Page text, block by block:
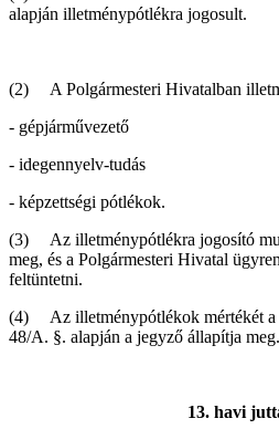
alapján illetménypótlékra jogosult.
(2) A Polgármesteri Hivatalban
- gépjárművezető
- idegennyelv-tudás
- képzettségi pótlékok.
(3) Az illetménypótlékra jogosító
meg, és a Polgármesteri Hivatal
feltüntetni.
(4) Az illetménypótlékok mértékét a
48/A. §. alapján a jegyző állapítja meg.
13. havi